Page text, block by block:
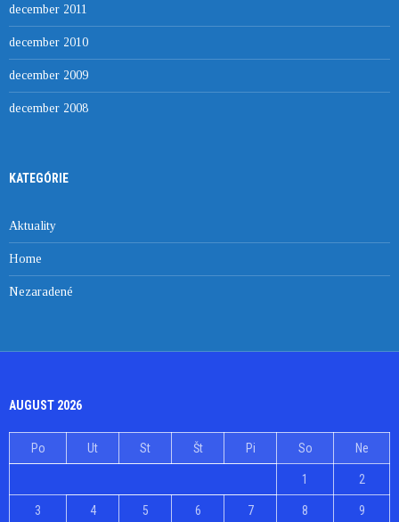
december 2011
december 2010
december 2009
december 2008
KATEGÓRIE
Aktuality
Home
Nezaradené
AUGUST 2026
Po Ut St Št Pi So Ne
1 2
3 4 5 6 7 8 9